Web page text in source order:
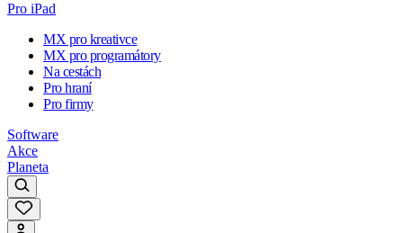
Pro iPad
MX pro kreativce
MX pro programátory
Na cestách
Pro hraní
Pro firmy
Software
Akce
Planeta